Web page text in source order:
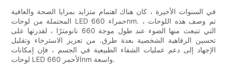
في السنوات الأخيرة ، كان هناك اهتمام متزايد بمزايا الصحة والعافية
المحتملة من لوحات LED حمراء 660nm. تم وصف هذه اللوحات ،
التي تنبعث منها الضوء عند طول موجة 660 نانومترًا ، لقدرتها على
تحسين الرفاهية الشخصية بعدة طرق. من تعزيز الاسترخاء وتقليل
الإجهاد إلى دعم عمليات الشفاء الطبيعية في الجسم ، فإن إمكانات
لوحات LED الأحمر 660nm واسعة.